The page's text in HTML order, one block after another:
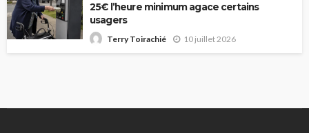
25€ l’heure minimum agace certains
usagers
Terry Toirachié 10 juillet 2026